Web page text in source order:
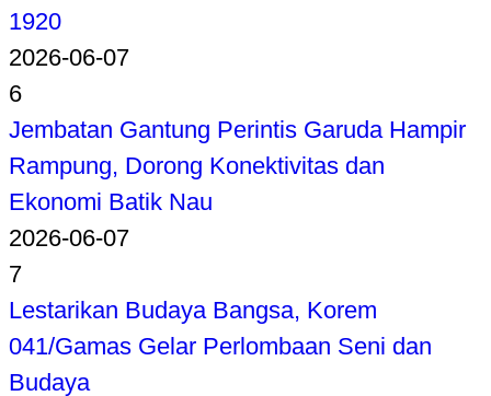
1920
2026-06-07
6
Jembatan Gantung Perintis Garuda Hampir
Rampung, Dorong Konektivitas dan
Ekonomi Batik Nau
2026-06-07
7
Lestarikan Budaya Bangsa, Korem
041/Gamas Gelar Perlombaan Seni dan
Budaya